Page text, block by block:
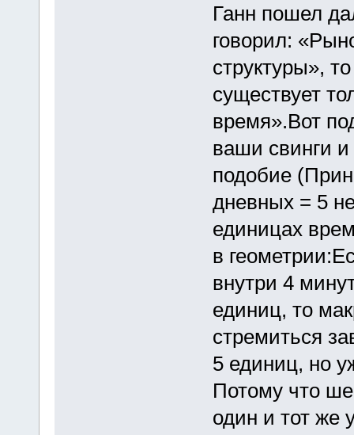
Ганн пошел
говорил:
структуры»,
существует
время».Вот
ваши свинги
подобие
дневных = 5
единицах
в
внутри 4
единиц, то
стремиться
5 единиц, но
Потому что
один и тот же